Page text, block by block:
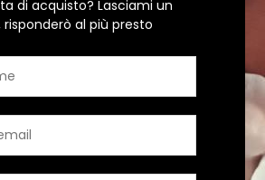
di acquisto? Lasciami un
al più presto